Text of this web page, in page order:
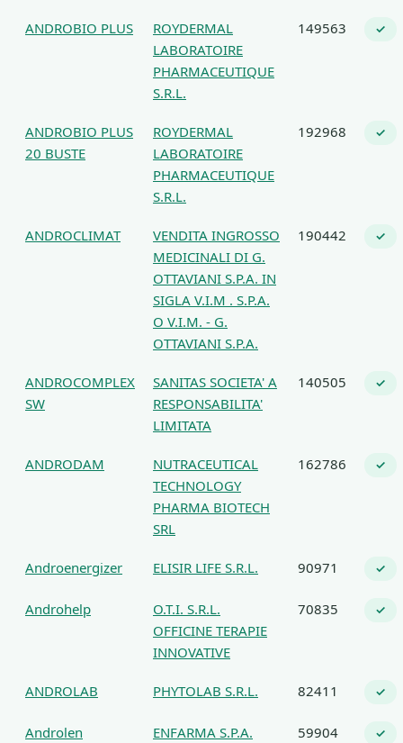
ANDROBIO PLUS
ROYDERMAL
LABORATOIRE
PHARMACEUTIQUE
S.R.L.
149563 ✓
ANDROBIO PLUS
20 BUSTE
ROYDERMAL
LABORATOIRE
PHARMACEUTIQUE
S.R.L.
192968 ✓
ANDROCLIMAT
VENDITA INGROSSO
MEDICINALI DI G.
OTTAVIANI S.P.A. IN
SIGLA V.I.M . S.P.A.
O V.I.M. - G.
OTTAVIANI S.P.A.
190442 ✓
ANDROCOMPLEX
SW
SANITAS SOCIETA' A
RESPONSABILITA'
LIMITATA
140505 ✓
ANDRODAM
NUTRACEUTICAL
TECHNOLOGY
PHARMA BIOTECH
SRL
162786 ✓
Androenergizer ELISIR LIFE S.R.L. 90971 ✓
Androhelp
O.T.I. S.R.L.
OFFICINE TERAPIE
INNOVATIVE
70835 ✓
ANDROLAB PHYTOLAB S.R.L. 82411 ✓
Androlen ENFARMA S.P.A. 59904 ✓